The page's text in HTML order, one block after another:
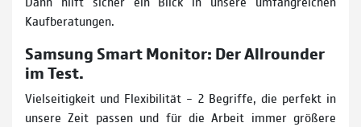
Kaufberatungen.
Samsung Smart Monitor: Der Allrounder
im Test.
Vielseitigkeit und Flexibilität – 2 Begriffe, die perfekt in
unsere Zeit passen und für die Arbeit immer größere